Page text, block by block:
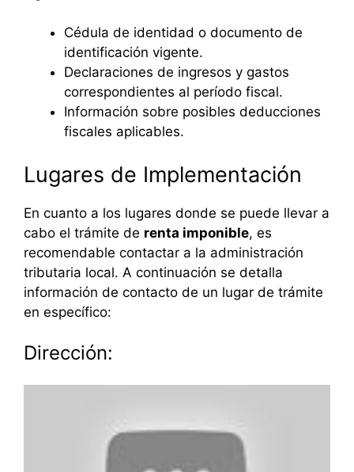
Cédula de identidad o documento de
identificación vigente.
Declaraciones de ingresos y gastos
correspondientes al período fiscal.
Información sobre posibles deducciones
fiscales aplicables.
Lugares de Implementación
En cuanto a los lugares donde se puede llevar a
cabo el trámite de renta imponible, es
recomendable contactar a la administración
tributaria local. A continuación se detalla
información de contacto de un lugar de trámite
en específico:
Dirección: